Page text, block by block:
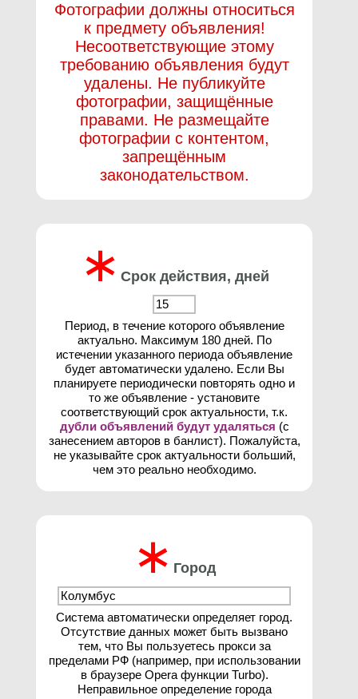
Фотографии должны относиться
к предмету объявления!
Несоответствующие этому
требованию объявления будут
удалены. Не публикуйте
фотографии, защищённые
правами. Не размещайте
фотографии с контентом,
запрещённым
законодательством.
∗ Срок действия, дней
Период, в течение которого объявление
актуально. Максимум 180 дней. По
истечении указанного периода объявление
будет автоматически удалено. Если Вы
планируете периодически повторять одно и
то же объявление - установите
соответствующий срок актуальности, т.к.
дубли объявлений будут удаляться (с
занесением авторов в банлист). Пожалуйста,
не указывайте срок актуальности больший,
чем это реально необходимо.
∗ Город
Система автоматически определяет город.
Отсутствие данных может быть вызвано
тем, что Вы пользуетесь прокси за
пределами РФ (например, при использовании
в браузере Opera функции Turbo).
Неправильное определение города